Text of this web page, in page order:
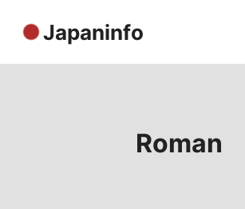
Inhalt
Japaninfo
Roman